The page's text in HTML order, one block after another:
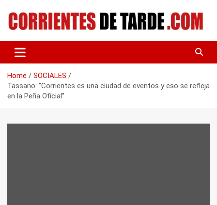
content
CORRIENTES DE TARDE
Home
SOCIALES
Tassano: “Corrientes es una ciudad de eventos y eso se refleja
en la Peña Oficial”